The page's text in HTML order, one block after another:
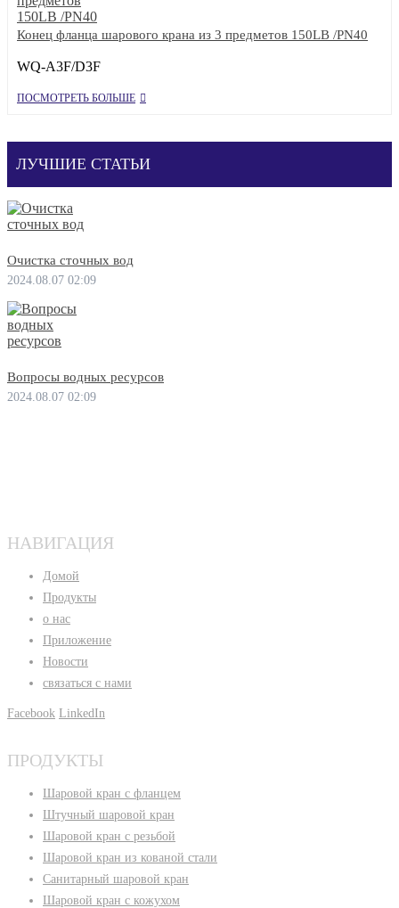
Конец фланца шарового крана из 3 предметов 150LB /PN40
WQ-A3F/D3F
ПОСМОТРЕТЬ БОЛЬШЕ
ЛУЧШИЕ СТАТЬИ
Очистка сточных вод
2024.08.07 02:09
Вопросы водных ресурсов
2024.08.07 02:09
НАВИГАЦИЯ
Домой
Продукты
о нас
Приложение
Новости
связаться с нами
Facebook LinkedIn
ПРОДУКТЫ
Шаровой кран с фланцем
Штучный шаровой кран
Шаровой кран с резьбой
Шаровой кран из кованой стали
Санитарный шаровой кран
Шаровой кран с кожухом